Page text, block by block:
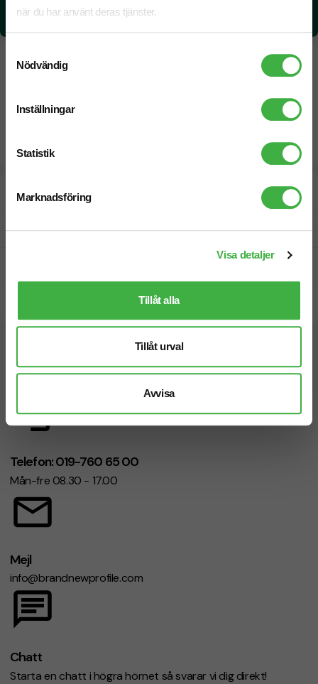
när du har använt deras tjänster.
Nödvändig
Inställningar
Statistik
Marknadsföring
Visa detaljer
Tillåt alla
Tillåt urval
Avvisa
CO₂e -avtryck:
0,0814792522779367 kg CO₂e / per styck
Designskiss inom 1 h
Fri offert
Vi hjälper dig gärna!
Telefon: 019-760 65 00
Mån-fre 08.30 - 17.00
Mejl
info@brandnewprofile.com
Chatt
Starta en chatt i högra hörnet så svarar vi dig direkt!